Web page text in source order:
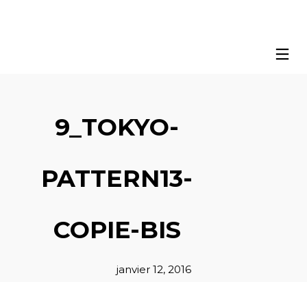
9_TOKYO-
PATTERN13-
COPIE-BIS
janvier 12, 2016